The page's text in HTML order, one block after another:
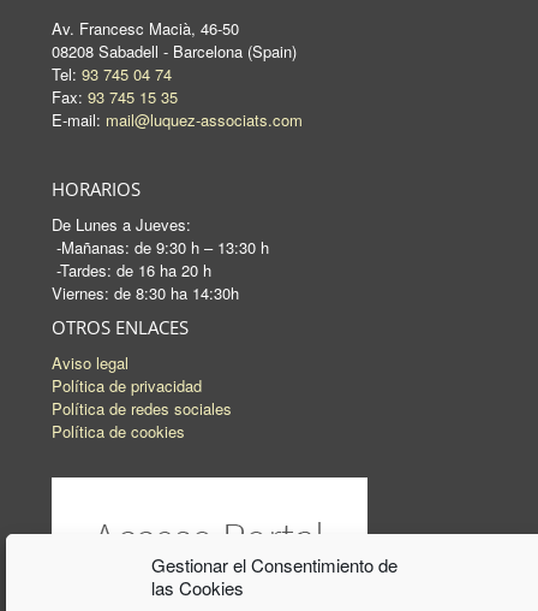
Gestionar el Consentimiento de
las Cookies
Av. Francesc Macià, 46-50
08208 Sabadell - Barcelona (Spain)
Tel: 93 745 04 74
Fax: 93 745 15 35
E-mail: mail@luquez-associats.com
HORARIOS
De Lunes a Jueves:
-Mañanas: de 9:30 h – 13:30 h
-Tardes: de 16 ha 20 h
Viernes: de 8:30 ha 14:30h
OTROS ENLACES
Aviso legal
Política de privacidad
Política de redes sociales
Política de cookies